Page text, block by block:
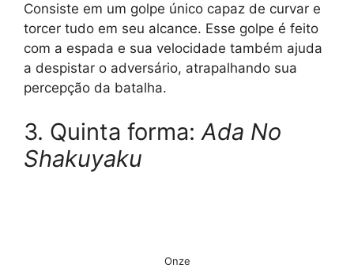
Consiste em um golpe único capaz de curvar e
torcer tudo em seu alcance. Esse golpe é feito
com a espada e sua velocidade também ajuda
a despistar o adversário, atrapalhando sua
percepção da batalha.
3. Quinta forma: Ada No
Shakuyaku
Onze